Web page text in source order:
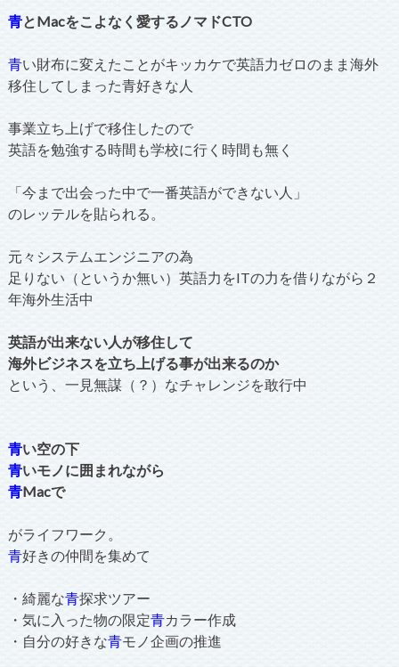
青とMacをこよなく愛するノマドCTO
青い財布に変えたことがキッカケで英語力ゼロのまま海外
移住してしまった青好きな人
事業立ち上げで移住したので
英語を勉強する時間も学校に行く時間も無く
「今まで出会った中で一番英語ができない人」
のレッテルを貼られる。
元々システムエンジニアの為
足りない（というか無い）英語力をITの力を借りながら２
年海外生活中
英語が出来ない人が移住して
海外ビジネスを立ち上げる事が出来るのか
という、一見無謀（？）なチャレンジを敢行中
青い空の下
青いモノに囲まれながら
青Macで
がライフワーク。
青好きの仲間を集めて
・綺麗な青探求ツアー
・気に入った物の限定青カラー作成
・自分の好きな青モノ企画の推進